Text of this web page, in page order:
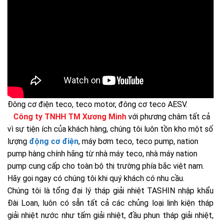
Đông cơ điện teco, teco motor, đông cơ teco AESV.
Công ty TNHH TM Xương Minh với phương châm tất cả
vì sự tiện ích của khách hàng, chúng tôi luôn tồn kho một số
lượng động cơ điện, máy bơm teco, teco pump, nation
pump hàng chính hãng từ nhà máy teco, nhà máy nation
pump cung cấp cho toàn bộ thị trường phía bắc việt nam.
Hãy gọi ngay có chúng tôi khi quý khách có nhu cầu.
Chúng tôi là tổng đại lý tháp giải nhiệt TASHIN nhập khẩu
Đài Loan, luôn có sẵn tất cả các chủng loại linh kiện tháp
giải nhiệt nước như tấm giải nhiệt, đầu phun tháp giải nhiệt,